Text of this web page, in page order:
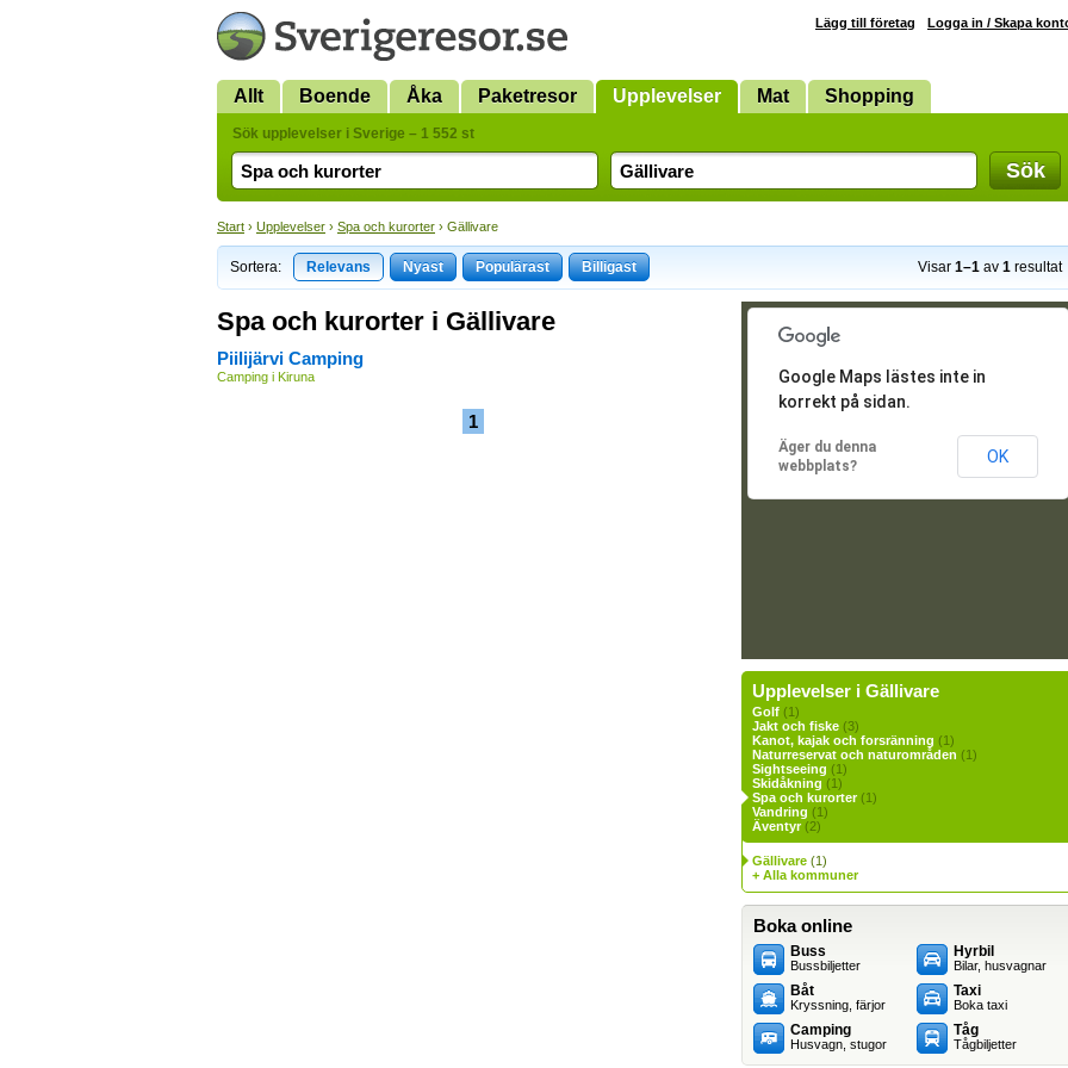
Lägg till företag Logga in / Skapa
Allt Boende Åka Paketresor Upplevelser Mat Shopping
Sök upplevelser i Sverige – 1 552 st
Sök
Start › Upplevelser › Spa och kurorter › Gällivare
Sortera: Relevans Nyast Populärast Billigast Visar 1–1 av 1 resultat
Spa och kurorter i Gällivare
Piilijärvi Camping
Camping i Kiruna
1
Google Maps lästes inte in
korrekt på sidan.
Äger du denna
webbplats?
OK
Upplevelser i Gällivare
Golf (1)
Jakt och fiske (3)
Kanot, kajak och forsränning (1)
Naturreservat och naturområden (1)
Sightseeing (1)
Skidåkning (1)
Spa och kurorter(1)
Vandring (1)
Äventyr(2)
Gällivare (1)
+ Alla kommuner
Boka online
Buss
Bussbiljetter
Båt
Kryssning, färjor
Camping
Husvagn, stugor
Hyrbil
Bilar, husvagnar
Taxi
Boka taxi
Tåg
Tågbiljetter